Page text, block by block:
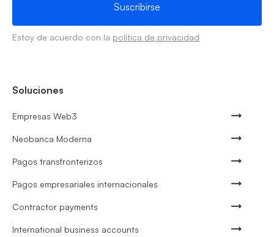
Estoy de acuerdo con la política de privacidad
Soluciones
Empresas Web3
Neobanca Moderna
Pagos transfronterizos
Pagos empresariales internacionales
Contractor payments
International business accounts